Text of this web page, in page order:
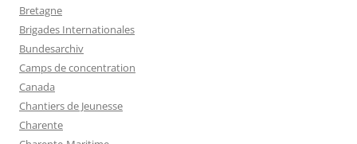
Bretagne
Brigades Internationales
Bundesarchiv
Camps de concentration
Canada
Chantiers de Jeunesse
Charente